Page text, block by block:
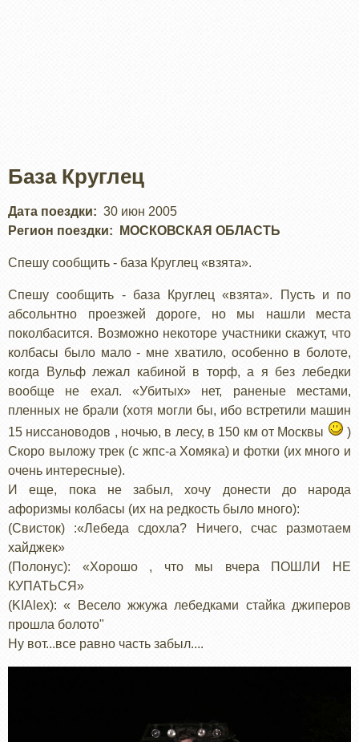
База Круглец
Дата поездки
30 июн 2005
Регион поездки
МОСКОВСКАЯ ОБЛАСТЬ
Спешу сообщить - база Круглец «взята».
Спешу сообщить - база Круглец «взята». Пусть и по
абсольнтно проезжей дороге, но мы нашли места
поколбасится. Возможно некоторе участники скажут, что
колбасы было мало - мне хватило, особенно в болоте,
когда Вульф лежал кабиной в торф, а я без лебедки
вообще не ехал. «Убитых» нет, раненые местами,
пленных не брали (хотя могли бы, ибо встретили машин
15 ниссановодов , ночью, в лесу, в 150 км от Москвы
)
Скоро выложу трек (с жпс-а Хомяка) и фотки (их много и
очень интересные).
И еще, пока не забыл, хочу донести до народа
афоризмы колбасы (их на редкость было много):
(Свисток) :«Лебеда сдохла? Ничего, счас размотаем
хайджек»
(Полонус): «Хорошо , что мы вчера ПОШЛИ НЕ
КУПАТЬСЯ»
(KIAlex): « Весело жжужа лебедками стайка джиперов
прошла болото"
Ну вот...все равно часть забыл....